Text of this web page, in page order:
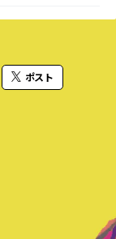
ポスト